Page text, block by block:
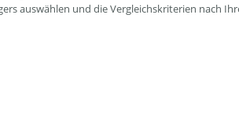
auswählen und die Vergleichskriterien nach